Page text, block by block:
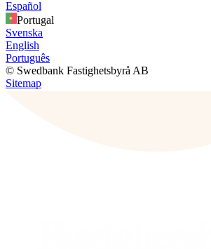
Español
Portugal
Svenska
English
Português
© Swedbank Fastighetsbyrå AB
Sitemap